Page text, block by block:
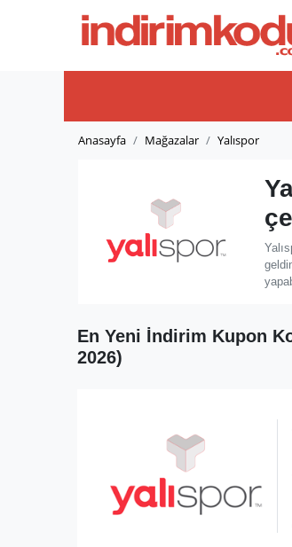
Anasayfa Mağazalar Yalıspor
En Yeni İndirim Kupon
2026)